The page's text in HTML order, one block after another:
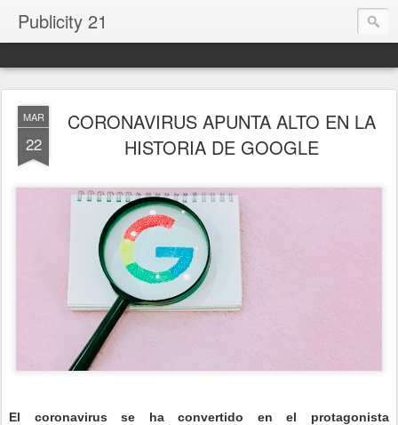
Publicity 21
MAR
22
CORONAVIRUS APUNTA ALTO EN LA
HISTORIA DE GOOGLE
El coronavirus se ha convertido en el protagonista